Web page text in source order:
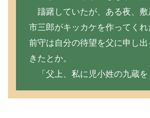
躊躇していたが、ある夜、敷
市三郎がキッカケを作ってく
前守は自分の待望を父に申し
きたとか。
「父上、私に児小姓の九蔵を